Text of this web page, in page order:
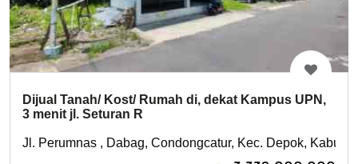
Dijual Tanah/ Kost/ Rumah di, dekat Kampus UPN,
3 menit jl. Seturan R
Jl. Perumnas , Dabag, Condongcatur, Kec. Depok,